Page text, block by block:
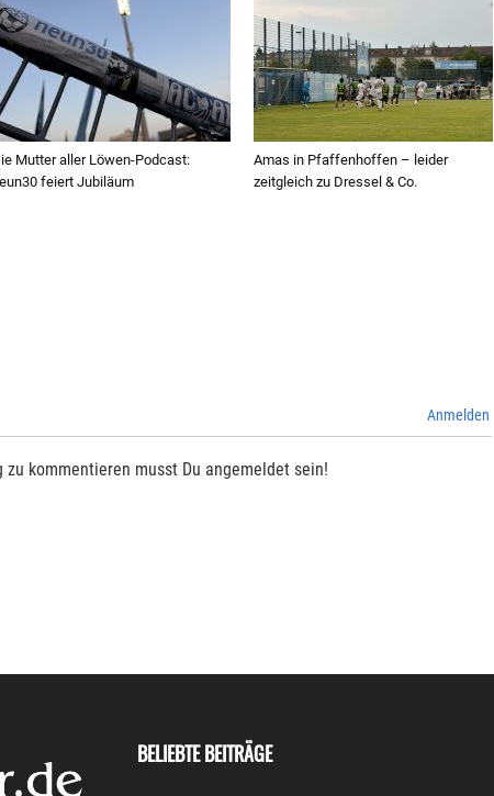
Mutter aller Löwen-Podcast:
feiert Jubiläum
Amas in Pfaffenhoffen – leider
zeitgleich zu Dressel & Co.
Anmelden
zu kommentieren musst Du angemeldet sein!
BELIEBTE BEITRÄGE